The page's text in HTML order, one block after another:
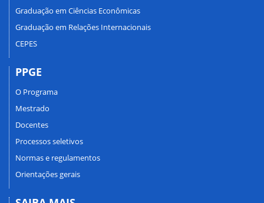
Graduação em Ciências Econômicas
Graduação em Relações Internacionais
CEPES
PPGE
O Programa
Mestrado
Docentes
Processos seletivos
Normas e regulamentos
Orientações gerais